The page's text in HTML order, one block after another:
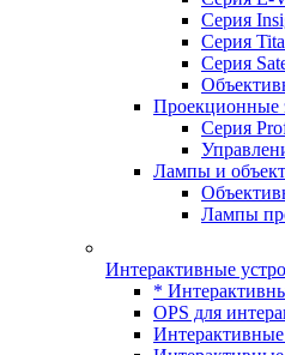
Серия
Серия
Серия
Проекционные
Серия
Лампы и
Лампы
Интерактивные
*
OPS для